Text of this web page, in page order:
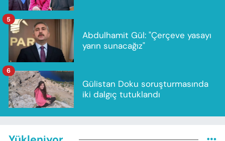
Abdulhamit Gül: "Çerçeve yasayı
yarın sunacağız"
5
Gülistan Doku soruşturmasında
iki dalgıç tutuklandı
6